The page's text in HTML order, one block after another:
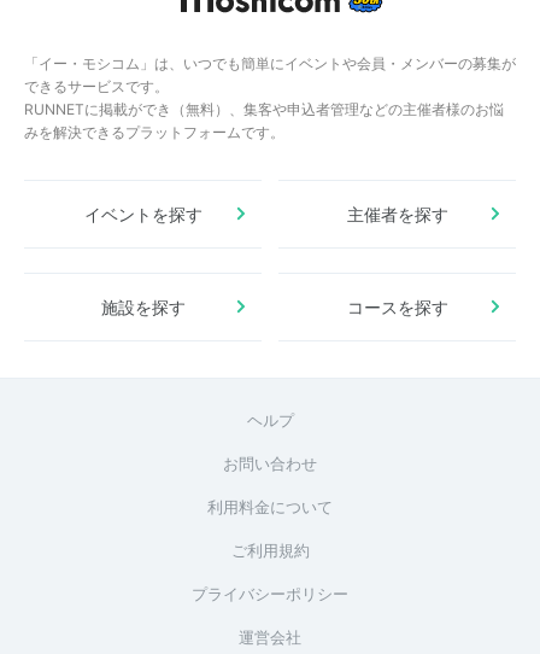
「イー・モシコム」は、いつでも簡単にイベントや会員・メンバーの募集が
できるサービスです。
RUNNETに掲載ができ（無料）、集客や申込者管理などの主催者様のお悩
みを解決できるプラットフォームです。
イベントを探す 主催者を探す
施設を探す コースを探す
ヘルプ
お問い合わせ
利用料金について
ご利用規約
プライバシーポリシー
運営会社